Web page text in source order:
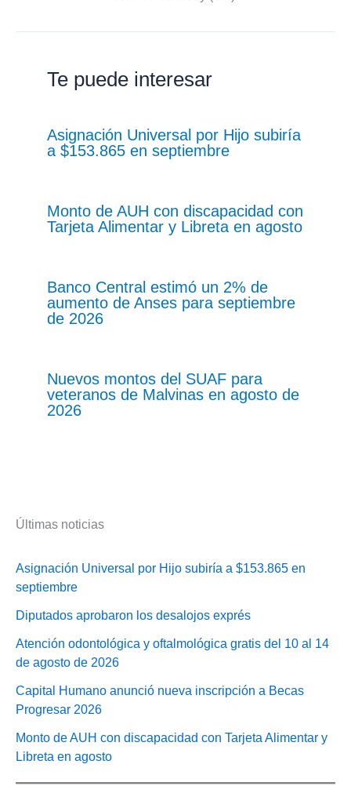
Te puede interesar
Asignación Universal por Hijo subiría
a $153.865 en septiembre
Monto de AUH con discapacidad con
Tarjeta Alimentar y Libreta en agosto
Banco Central estimó un 2% de
aumento de Anses para septiembre
de 2026
Nuevos montos del SUAF para
veteranos de Malvinas en agosto de
2026
Últimas noticias
Asignación Universal por Hijo subiría a $153.865 en
septiembre
Diputados aprobaron los desalojos exprés
Atención odontológica y oftalmológica gratis del 10 al 14
de agosto de 2026
Capital Humano anunció nueva inscripción a Becas
Progresar 2026
Monto de AUH con discapacidad con Tarjeta Alimentar y
Libreta en agosto